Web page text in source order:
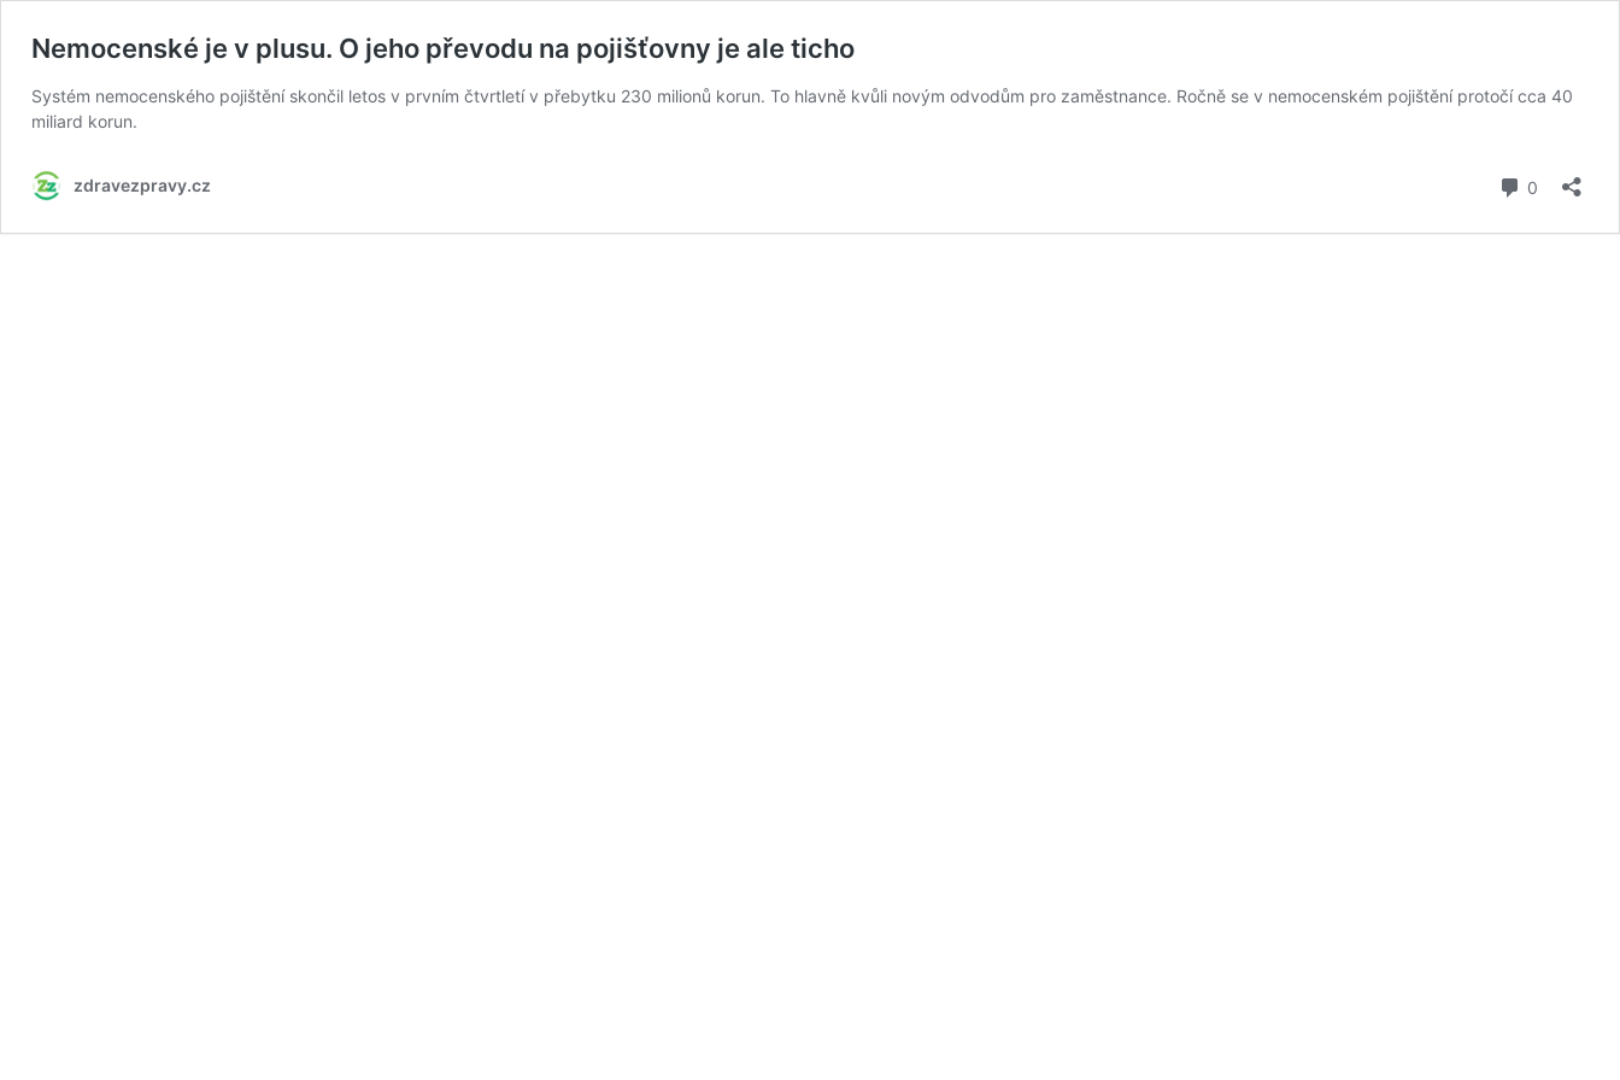
Nemocenské je v plusu. O jeho převodu na pojišťovny je ale ticho
Systém nemocenského pojištění skončil letos v prvním čtvrtletí v přebytku 230 milionů korun. To hlavně kvůli novým odvodům pro zaměstnance. Ročně se v nemocenském pojištění protočí cca 40
miliard korun.
zdravezpravy.cz 0 komentářů